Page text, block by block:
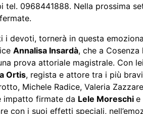
0968441888. Nella prossima
i devoti, tornerà in questa
Annalisa Insardà, che a
prova attoriale magistrale. Con
Ortis, regista e attore tra i più
Michele Radice, Valeria
impatto firmate da Lele Moreschi e
con i suoi effetti speciali,